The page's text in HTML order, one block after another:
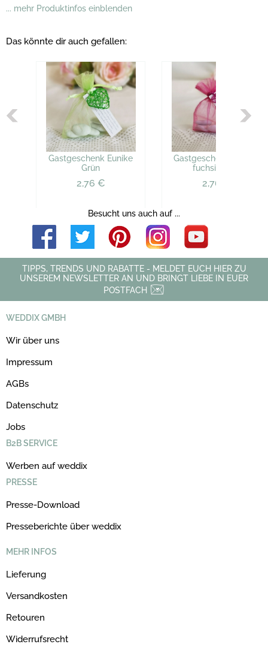
... mehr Produktinfos einblenden
Das könnte dir auch gefallen:
Gastgeschenk Eunike
Grün
2,76 €
Gastgeschenk Eunike,
fuchsia pink
2,76 €
Besucht uns auch auf ...
TIPPS, TRENDS UND RABATTE - MELDET EUCH HIER ZU
UNSEREM NEWSLETTER AN UND BRINGT LIEBE IN EUER
POSTFACH
WEDDIX GMBH
Wir über uns
Impressum
AGBs
Datenschutz
Jobs
B2B SERVICE
Werben auf weddix
PRESSE
Presse-Download
Presseberichte über weddix
MEHR INFOS
Lieferung
Versandkosten
Retouren
Widerrufsrecht